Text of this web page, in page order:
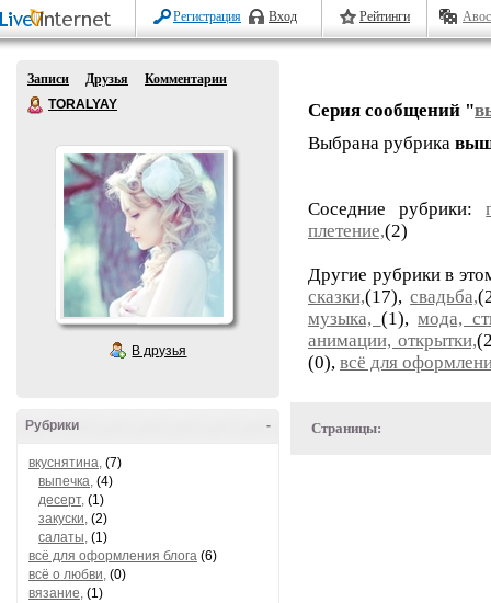
Регистрация Вход Рейтинги
Записи Друзья
Комментарии
TORALYAY
В друзья
-
Рубрики
вкуснятина, (7)
выпечка, (4)
десерт, (1)
закуски, (2)
салаты, (1)
всё для оформления блога (6)
всё о любви, (0)
вязание, (1)
Серия сообщений "
Выбрана рубрика
Соседние рубрики:
плетение,(2)
Другие рубрики в
сказки,(17),свадьба,
музыка, (1),мода,
анимации, открытки,
(0), всё для
Страницы: